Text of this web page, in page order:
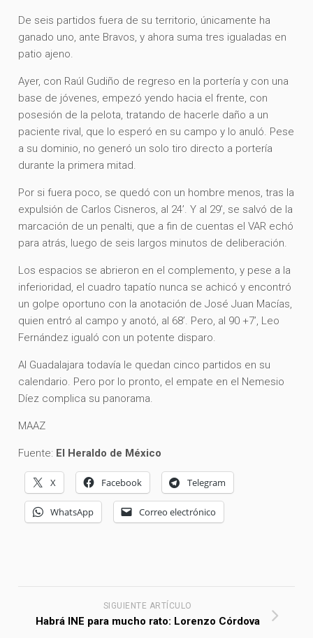
De seis partidos fuera de su territorio, únicamente ha
ganado uno, ante Bravos, y ahora suma tres igualadas en
patio ajeno.
Ayer, con Raúl Gudiño de regreso en la portería y con una
base de jóvenes, empezó yendo hacia el frente, con
posesión de la pelota, tratando de hacerle daño a un
paciente rival, que lo esperó en su campo y lo anuló. Pese
a su dominio, no generó un solo tiro directo a portería
durante la primera mitad.
Por si fuera poco, se quedó con un hombre menos, tras la
expulsión de Carlos Cisneros, al 24’. Y al 29’, se salvó de la
marcación de un penalti, que a fin de cuentas el VAR echó
para atrás, luego de seis largos minutos de deliberación.
Los espacios se abrieron en el complemento, y pese a la
inferioridad, el cuadro tapatío nunca se achicó y encontró
un golpe oportuno con la anotación de José Juan Macías,
quien entró al campo y anotó, al 68’. Pero, al 90 +7’, Leo
Fernández igualó con un potente disparo.
Al Guadalajara todavía le quedan cinco partidos en su
calendario. Pero por lo pronto, el empate en el Nemesio
Díez complica su panorama.
MAAZ
Fuente: El Heraldo de México
X Facebook Telegram
WhatsApp Correo electrónico
SIGUIENTE ARTÍCULO
Habrá INE para mucho rato: Lorenzo Córdova